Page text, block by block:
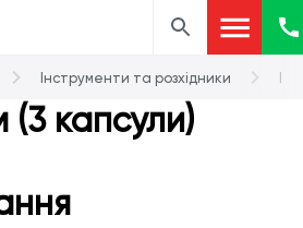
Інструменти та розхідники
(3 капсули)